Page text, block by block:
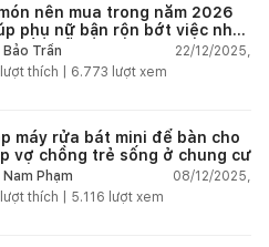
nên mua trong năm 2026
phụ nữ bận rộn bớt việc nhà,
đầu mỗi ngày
Bảo Trần
22/12/2025,
lượt thích | 6.773 lượt xem
máy rửa bát mini để bàn cho
vợ chồng trẻ sống ở chung cư
Nam Phạm
08/12/2025,
lượt thích | 5.116 lượt xem